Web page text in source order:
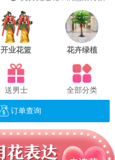
开业花篮 花卉绿植
送男士 全部分类
订单查询